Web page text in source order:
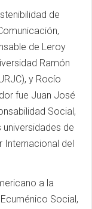
de
de Leroy
Ramón
y Rocío
fue Juan José
Social,
de
Internacional del
a la
Social,